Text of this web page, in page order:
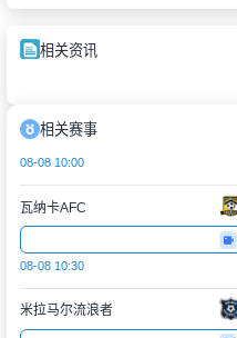
相关资讯
相关赛事
08-08 10:00
瓦纳卡AFC
08-08 10:30
米拉马尔流浪者